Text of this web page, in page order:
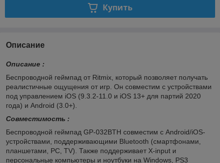
Купить
Описание
Описание :
Беспроводной геймпад от Ritmix, который позволяет получать
реалистичные ощущения от игр. Он совместим с устройствами
под управлением iOS (9.3.2-11.0 и iOS 13+ для партий 2020
года) и Android (3.0+).
Совместимость :
Беспроводной геймпад GP-032BTH совместим с Android/iOS-
устройствами, поддерживающими Bluetooth (смартфонами,
планшетами, PC, TV). Также поддерживает X-input и
персональные компьютеры и ноутбуки на Windows, PS3